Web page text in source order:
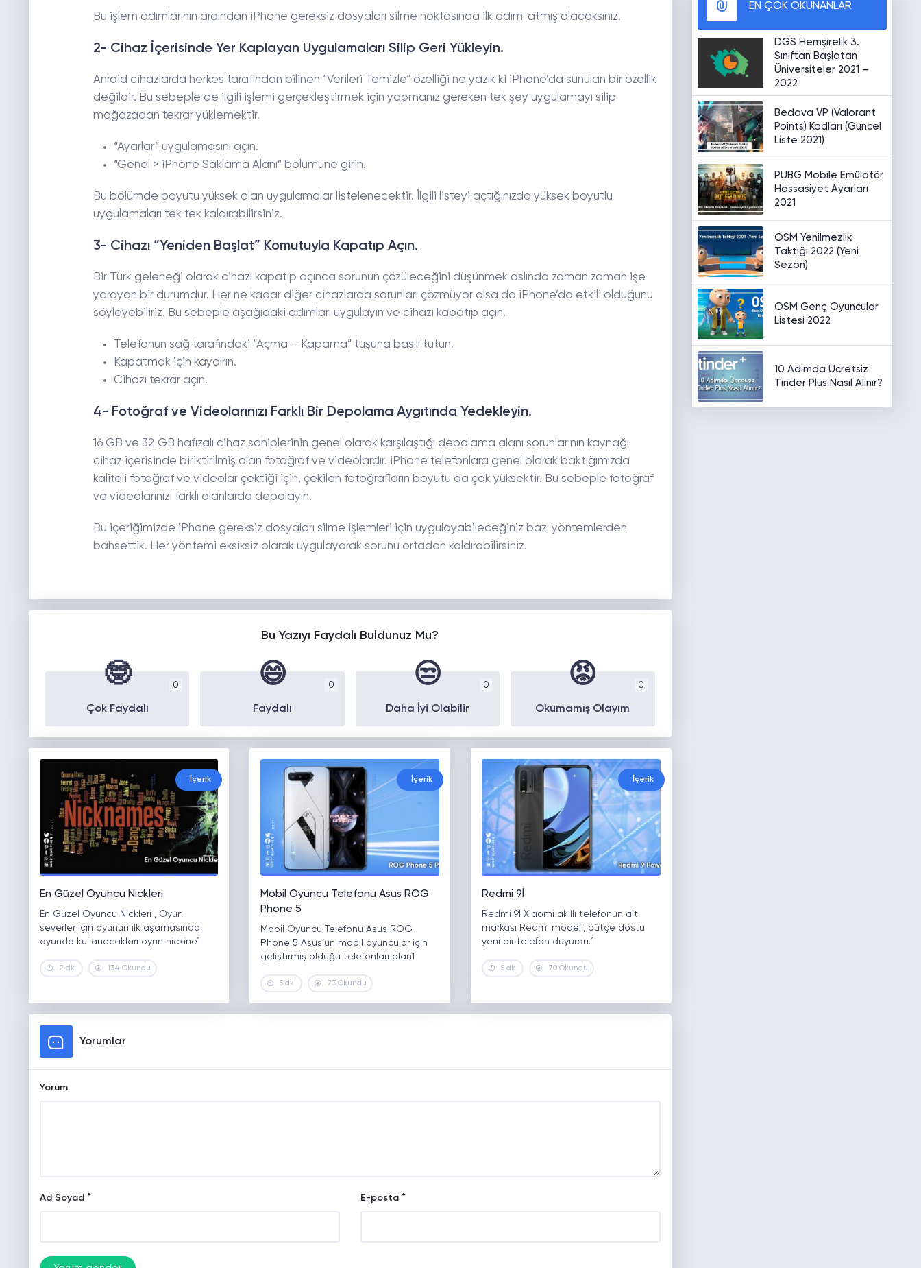
Bu işlem adımlarının ardından iPhone gereksiz dosyaları silme noktasında ilk adımı atmış olacaksınız.
2- Cihaz İçerisinde Yer Kaplayan Uygulamaları Silip Geri Yükleyin.
Anroid cihazlarda herkes tarafından bilinen “Verileri Temizle” özelliği ne yazık ki iPhone’da sunulan bir özellik
değildir. Bu sebeple de ilgili işlemi gerçekleştirmek için yapmanız gereken tek şey uygulamayı silip
mağazadan tekrar yüklemektir.
“Ayarlar” uygulamasını açın.
“Genel > iPhone Saklama Alanı” bölümüne girin.
Bu bölümde boyutu yüksek olan uygulamalar listelenecektir. İlgili listeyi açtığınızda yüksek boyutlu
uygulamaları tek tek kaldırabilirsiniz.
3- Cihazı “Yeniden Başlat” Komutuyla Kapatıp Açın.
Bir Türk geleneği olarak cihazı kapatıp açınca sorunun çözüleceğini düşünmek aslında zaman zaman işe
yarayan bir durumdur. Her ne kadar diğer cihazlarda sorunları çözmüyor olsa da iPhone’da etkili olduğunu
söyleyebiliriz. Bu sebeple aşağıdaki adımları uygulayın ve cihazı kapatıp açın.
Telefonun sağ tarafındaki “Açma – Kapama” tuşuna basılı tutun.
Kapatmak için kaydırın.
Cihazı tekrar açın.
4- Fotoğraf ve Videolarınızı Farklı Bir Depolama Aygıtında Yedekleyin.
16 GB ve 32 GB hafızalı cihaz sahiplerinin genel olarak karşılaştığı depolama alanı sorunlarının kaynağı
cihaz içerisinde biriktirilmiş olan fotoğraf ve videolardır. iPhone telefonlara genel olarak baktığımızda
kaliteli fotoğraf ve videolar çektiği için, çekilen fotoğrafların boyutu da çok yüksektir. Bu sebeple fotoğraf
ve videolarınızı farklı alanlarda depolayın.
Bu içeriğimizde iPhone gereksiz dosyaları silme işlemleri için uygulayabileceğiniz bazı yöntemlerden
bahsettik. Her yöntemi eksiksiz olarak uygulayarak sorunu ortadan kaldırabilirsiniz.
Bu Yazıyı Faydalı Buldunuz Mu?
0
🤓
Çok Faydalı
0
😄
Faydalı
0
😒
Daha İyi Olabilir
0
😡
Okumamış Olayım
İçerik
En Güzel Oyuncu Nickleri
En Güzel Oyuncu Nickleri , Oyun
severler için oyunun ilk aşamasında
oyunda kullanacakları oyun nickine1
2 dk. 134 Okundu
İçerik
Mobil Oyuncu Telefonu Asus ROG
Phone 5
Mobil Oyuncu Telefonu Asus ROG
Phone 5 Asus’un mobil oyuncular için
geliştirmiş olduğu telefonları olan1
5 dk. 73 Okundu
İçerik
Redmi 9İ
Redmi 9İ Xiaomi akıllı telefonun alt
markası Redmi modeli, bütçe dostu
yeni bir telefon duyurdu.1
5 dk. 70 Okundu
Yorumlar
Yorum
Ad Soyad * E-posta *
EN ÇOK OKUNANLAR
DGS Hemşirelik 3.
Sınıftan Başlatan
Üniversiteler 2021 –
2022
Bedava VP (Valorant
Points) Kodları (Güncel
Liste 2021)
PUBG Mobile Emülatör
Hassasiyet Ayarları
2021
OSM Yenilmezlik
Taktiği 2022 (Yeni
Sezon)
OSM Genç Oyuncular
Listesi 2022
10 Adımda Ücretsiz
Tinder Plus Nasıl Alınır?